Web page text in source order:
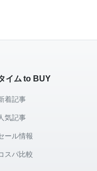
イム to BUY
着記事
気記事
ール情報
スパ比較